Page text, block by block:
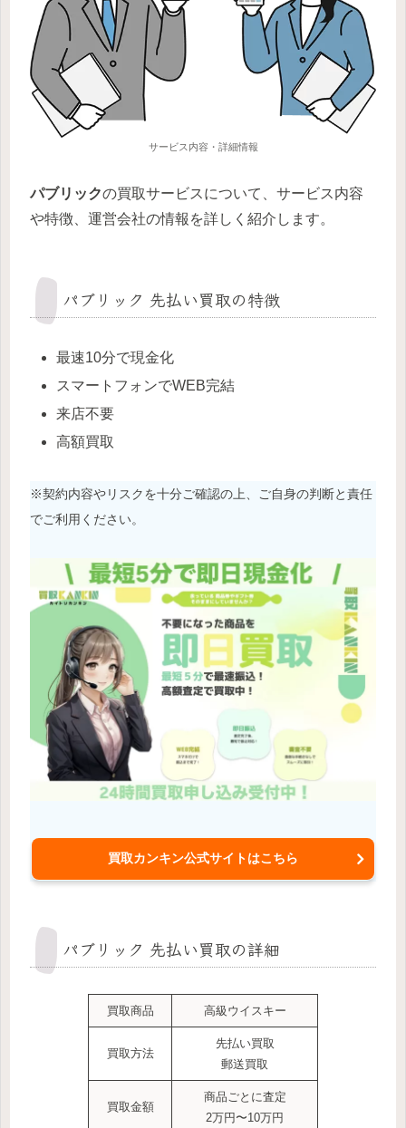
サービス内容・詳細情報
パブリックの買取サービスについて、サービス内容
や特徴、運営会社の情報を詳しく紹介します。
パブリック 先払い買取の特徴
最速10分で現金化
スマートフォンでWEB完結
来店不要
高額買取
※契約内容やリスクを十分ご確認の上、ご自身の判断と責任
でご利用ください。
買取カンキン公式サイトはこちら
パブリック 先払い買取の詳細
買取商品 高級ウイスキー
買取方法
先払い買取
郵送買取
買取金額
商品ごとに査定
2万円〜10万円